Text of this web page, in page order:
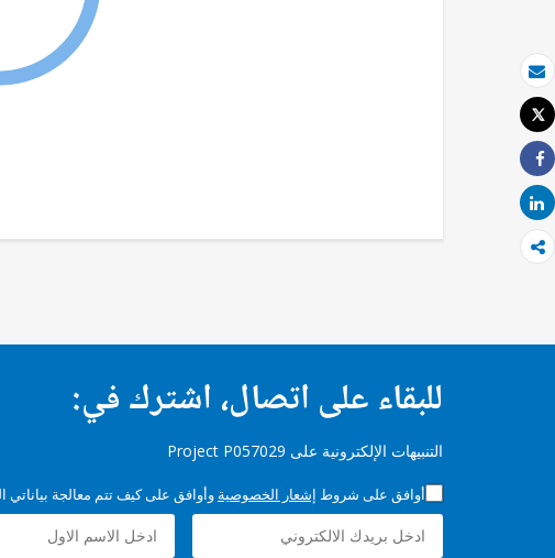
بريد الكتروني
طباعة
Tweet
Share
Share
للبقاء على اتصال، اشترك في:
التنبيهات الإلكترونية على Project P057029
أوافق على شروط إشعار الخصوصية وأوافق على كيف تتم معالجة بياناتي